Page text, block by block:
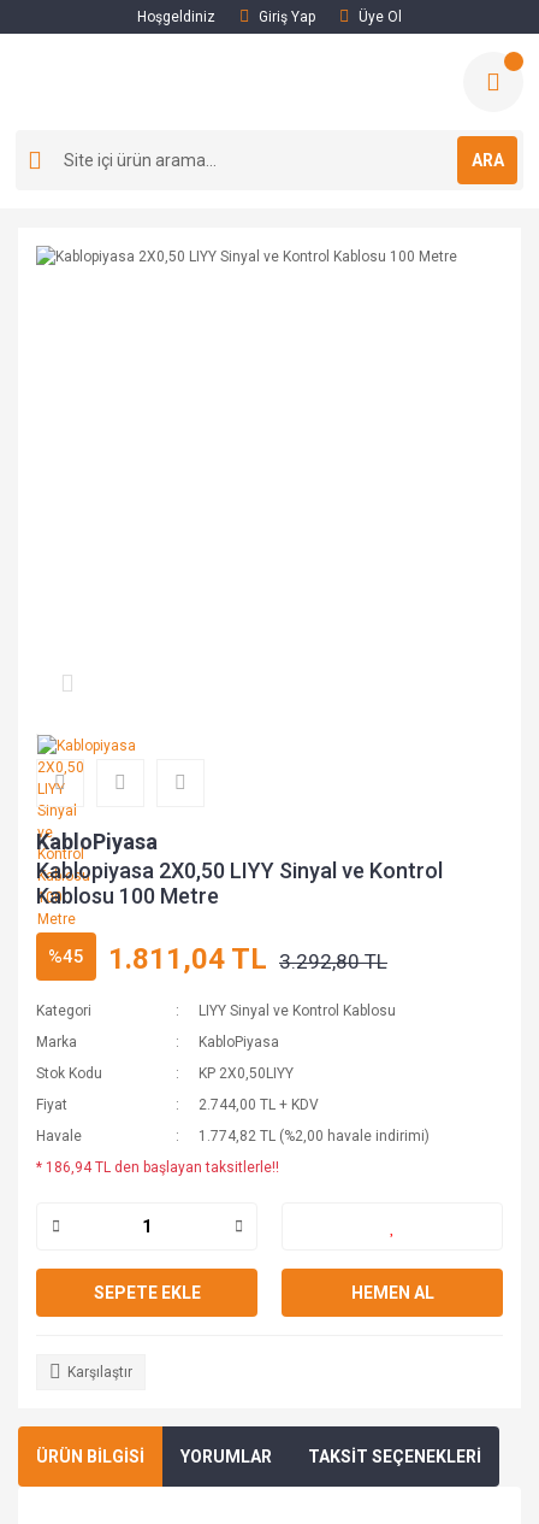
Hoşgeldiniz Giriş Yap Üye Ol
ARA
KabloPiyasa
Kablopiyasa 2X0,50 LIYY Sinyal ve Kontrol
Kablosu 100 Metre
%45 1.811,04 TL 3.292,80 TL
Kategori
LIYY Sinyal ve Kontrol Kablosu
Marka
KabloPiyasa
Stok Kodu
KP 2X0,50LIYY
Fiyat
2.744,00 TL + KDV
Havale
1.774,82 TL (%2,00 havale indirimi)
* 186,94 TL den başlayan taksitlerle!!
SEPETE EKLE HEMEN AL
Karşılaştır
ÜRÜN BİLGİSİ YORUMLAR TAKSİT SEÇENEKLERİ